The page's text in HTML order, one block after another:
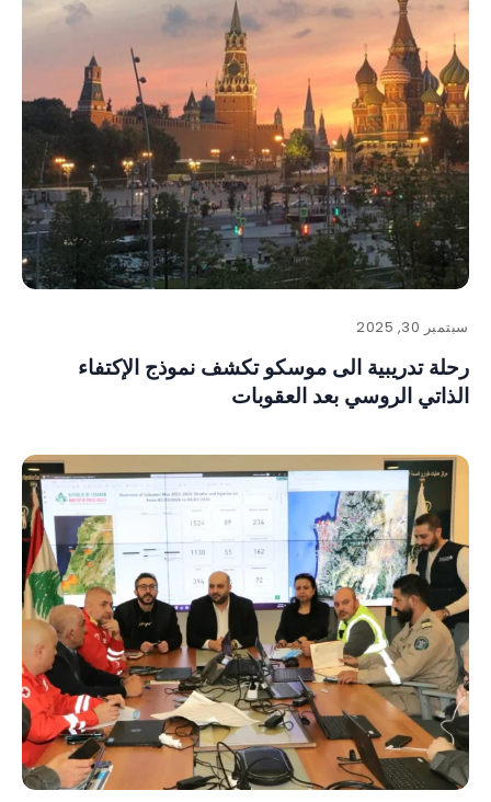
سبتمبر 30, 2025
رحلة تدريبية الى موسكو تكشف نموذج الإكتفاء
الذاتي الروسي بعد العقوبات